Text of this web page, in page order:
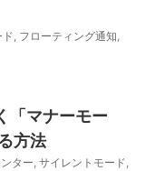
, フローティング通知,
「マナーモー
方法
ター, サイレントモード,